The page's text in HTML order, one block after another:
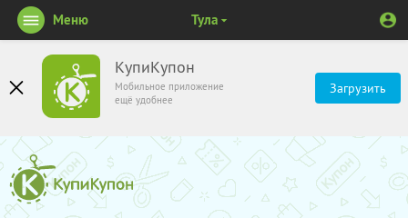
КупиКупон
Мобильное приложение
ещё удобнее
Загрузить
Меню Тула